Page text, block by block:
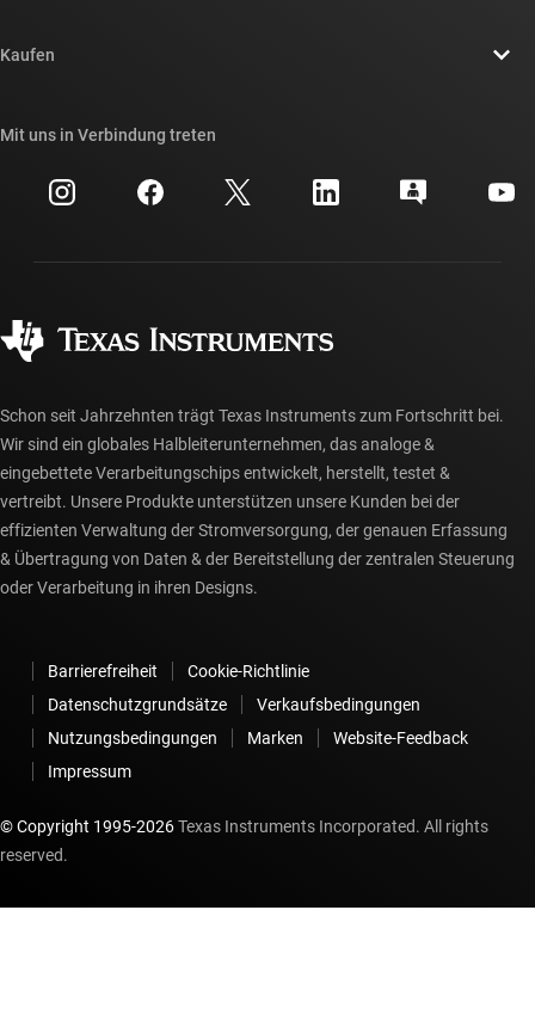
Newsroom
Investorenbeziehungen
Fertigung
Querverweis-Suche
Kundensupportzentrum
myTI-Konto FAQs
Kaufen
Häufig gestellte Fragen zu Bestellungen
Mit uns in Verbindung treten
Schon seit Jahrzehnten trägt Texas Instruments zum Fortschritt bei.
Wir sind ein globales Halbleiterunternehmen, das analoge &
eingebettete Verarbeitungschips entwickelt, herstellt, testet &
vertreibt. Unsere Produkte unterstützen unsere Kunden bei der
effizienten Verwaltung der Stromversorgung, der genauen Erfassung
& Übertragung von Daten & der Bereitstellung der zentralen Steuerung
oder Verarbeitung in ihren Designs.
Barrierefreiheit
Cookie-Richtlinie
Datenschutzgrundsätze
Verkaufsbedingungen
Nutzungsbedingungen
Marken
Website-Feedback
Impressum
© Copyright 1995-2026Texas Instruments Incorporated. All rights
reserved.